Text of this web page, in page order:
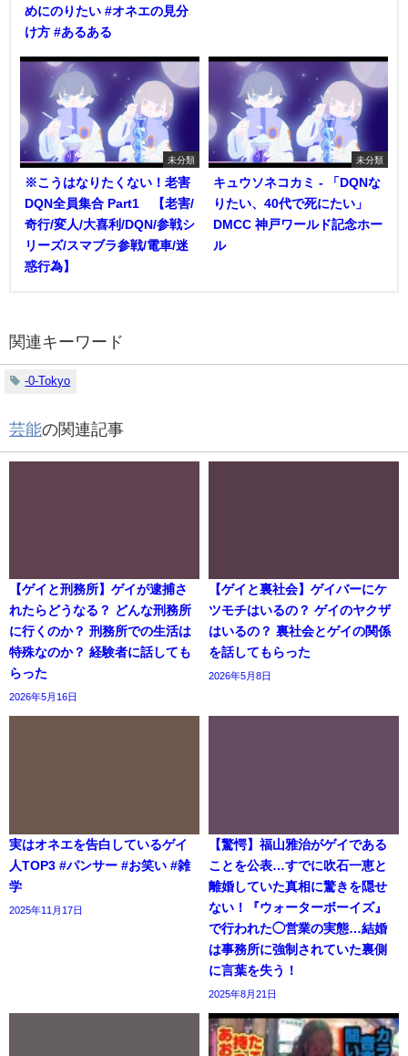
めにのりたい #オネエの見分
け方 #あるある
未分類
※こうはなりたくない！老害
DQN全員集合 Part1 【老害/
奇行/変人/大喜利/DQN/参戦シ
リーズ/スマブラ参戦/電車/迷
惑行為】
未分類
キュウソネコカミ - 「DQNな
りたい、40代で死にたい」
DMCC 神戸ワールド記念ホー
ル
関連キーワード
-0-Tokyo
芸能の関連記事
【ゲイと刑務所】ゲイが逮捕さ
れたらどうなる？ どんな刑務所
に行くのか？ 刑務所での生活は
特殊なのか？ 経験者に話しても
らった
2026年5月16日
【ゲイと裏社会】ゲイバーにケ
ツモチはいるの？ ゲイのヤクザ
はいるの？ 裏社会とゲイの関係
を話してもらった
2026年5月8日
実はオネエを告白しているゲイ
人TOP3 #パンサー #お笑い #雑
学
2025年11月17日
【驚愕】福山雅治がゲイである
ことを公表…すでに吹石一恵と
離婚していた真相に驚きを隠せ
ない！『ウォーターボーイズ』
で行われた◯営業の実態…結婚
は事務所に強制されていた裏側
に言葉を失う！
2025年8月21日